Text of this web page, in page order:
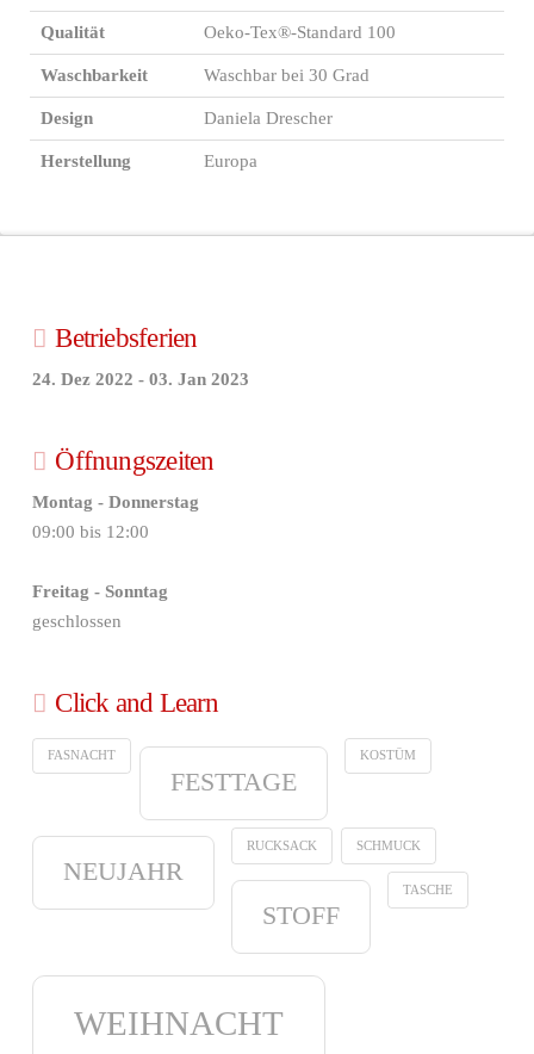
Qualität Oeko-Tex®-Standard 100
Waschbarkeit Waschbar bei 30 Grad
Design Daniela Drescher
Herstellung Europa
Betriebsferien
24. Dez 2022 - 03. Jan 2023
Öffnungszeiten
Montag - Donnerstag
09:00 bis 12:00
Freitag - Sonntag
geschlossen
Click and Learn
FASNACHT
FESTTAGE
KOSTÜM
NEUJAHR
RUCKSACK SCHMUCK
STOFF
TASCHE
WEIHNACHT